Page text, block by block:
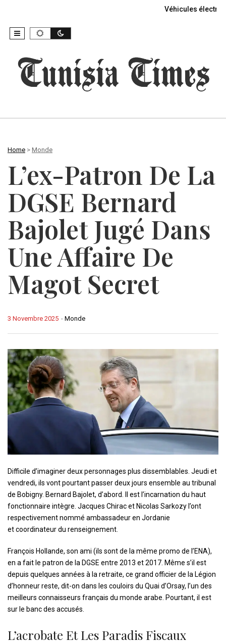
Véhicules
Home > Monde
L’ex-Patron De La
DGSE Bernard
Bajolet Jugé Dans
Une Affaire De
Magot Secret
- Monde
3 Novembre 2025
Difficile d’imaginer deux personnages plus dissemblables. Jeudi et
vendredi, ils vont pourtant passer deux jours ensemble au tribunal
de Bobigny. Bernard Bajolet, d’abord. Il est l’incarnation du haut
fonctionnaire intègre. Jacques Chirac et Nicolas Sarkozy l’ont
respectivement nommé ambassadeur en Jordanie
et coordinateur du renseignement.
François Hollande, son ami (ils sont de la même promo de l’ENA),
en a fait le patron de la DGSE entre 2013 et 2017. Même s’il est
depuis quelques années à la retraite, ce grand officier de la Légion
d’honneur reste, dit-on dans les couloirs du Quai d’Orsay, l’un des
meilleurs connaisseurs français du monde arabe. Pourtant, il est
sur le banc des accusés.
L’acrobate Et Les Paradis Fiscaux